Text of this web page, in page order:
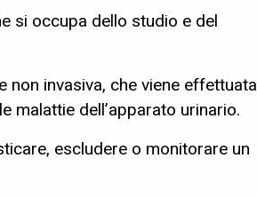
si occupa dello studio e del
non invasiva, che viene effettuata
malattie dell’apparato urinario.
escludere o monitorare un